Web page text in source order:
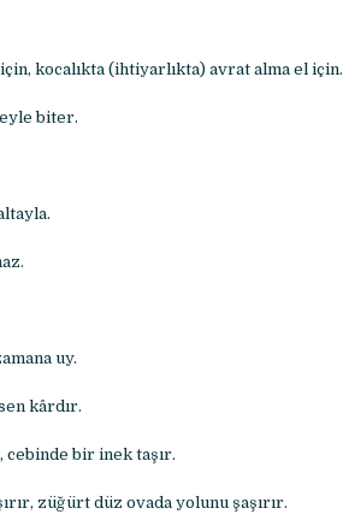
kocalıkta (ihtiyarlıkta) avrat alma el için.
biter.
uy.
kârdır.
bir inek taşır.
züğürt düz ovada yolunu şaşırır.